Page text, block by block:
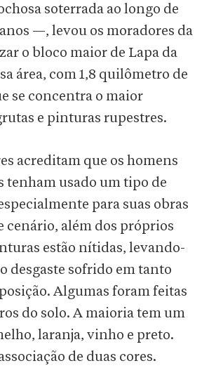
soterrada ao longo de
—, levou os moradores da
o bloco maior de Lapa da
área, com 1,8 quilômetro de
se concentra o maior
e pinturas rupestres.
acreditam que os homens
tenham usado um tipo de
para suas obras
cenário, além dos próprios
estão nítidas, levando-
desgaste sofrido em tanto
Algumas foram feitas
do solo. A maioria tem um
laranja, vinho e preto.
de duas cores.